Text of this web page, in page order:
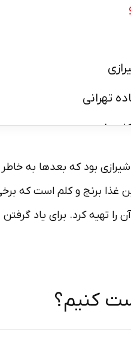
تهرانی
پلو
کلم پلو
چقدر است؟
استفاده کنیم؟
در قابلمه بریزیم یا
بود که بعدها به
غذا برنج و کلم است که
تهیه کرد. برای یاد گرفتن
کنیم؟